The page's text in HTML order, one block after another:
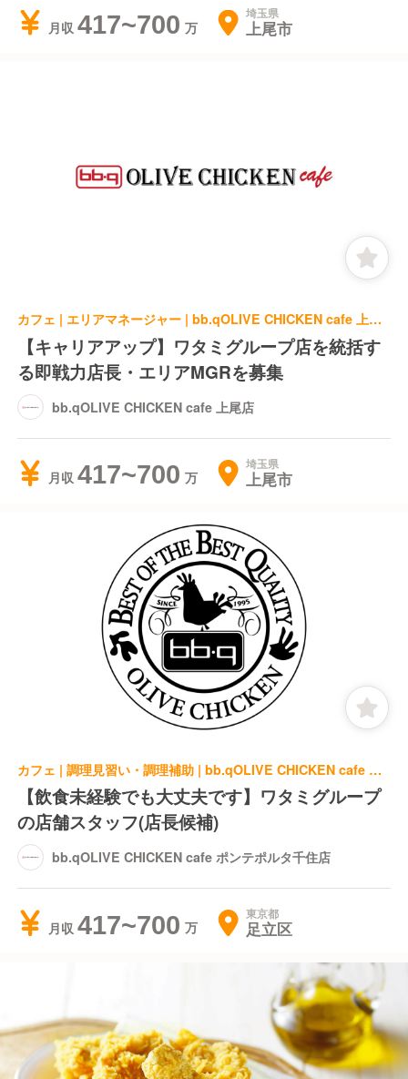
月収 417~700 埼玉県
上尾市
カフェ | エリアマネージャー | bb.qOLIVE CHICKEN cafe 上尾店
【キャリアアップ】ワタミグループ店を統括す
る即戦力店長・エリアMGRを募集
bb.qOLIVE CHICKEN cafe 上尾店
月収 417~700 埼玉県
上尾市
カフェ | 調理見習い・調理補助 | bb.qOLIVE CHICKEN cafe ポンテポルタ千住店
【飲食未経験でも大丈夫です】ワタミグループ
の店舗スタッフ(店長候補)
bb.qOLIVE CHICKEN cafe ポンテポルタ千住店
月収 417~700 東京都
足立区